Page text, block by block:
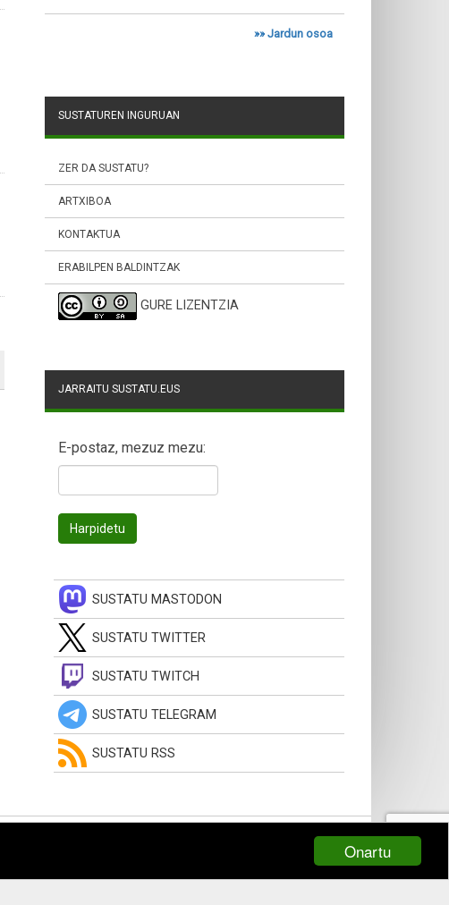
Onartu
»»Jardun osoa
SUSTATUREN INGURUAN
ZER DA SUSTATU?
ARTXIBOA
KONTAKTUA
ERABILPEN BALDINTZAK
GURE LIZENTZIA
JARRAITU SUSTATU.EUS
E-postaz, mezuz mezu:
SUSTATU MASTODON
SUSTATU TWITTER
SUSTATU TWITCH
SUSTATU TELEGRAM
SUSTATU RSS